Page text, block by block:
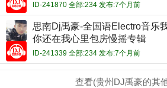
ID-241870 全部:234 发布:7个月前
思南Dj禹豪-全国语Electro音乐
你还在我心里包房慢摇专辑
ID-241339 全部:234 发布:7个月前
查看(贵州DJ禹豪的其